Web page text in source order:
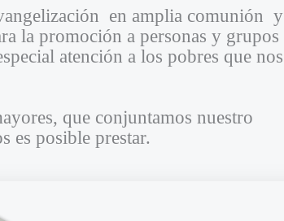
en amplia comunión y
la promoción a personas y grupos
atención a los pobres que nos
que conjuntamos nuestro
es posible prestar.